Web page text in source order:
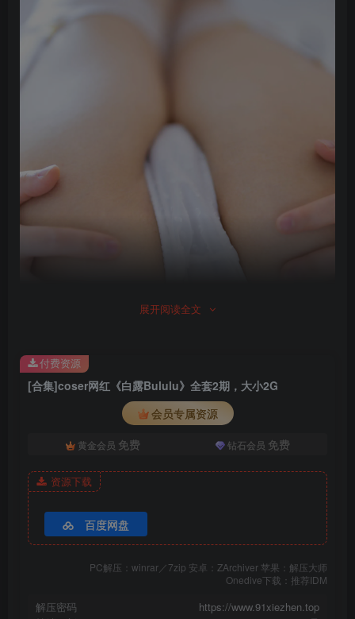
展开阅读全文
[合集]coser网红《白露Bululu》全套2期，大小2G
会员专属资源
黄金会员 免费 钻石会员 免费
资源下载
百度网盘
PC解压：winrar／7zip 安卓：ZArchiver 苹果：解压大师
Onedive下载：推荐IDM
解压密码
https://www.91xiezhen.top
付费资源